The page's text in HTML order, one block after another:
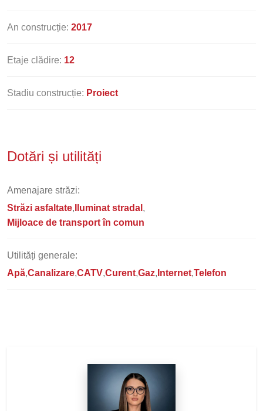
An construcție: 2017
Etaje clădire: 12
Stadiu construcție: Proiect
Dotări și utilități
Amenajare străzi:
Străzi asfaltate
Iluminat stradal
Mijloace de transport în comun
Utilități generale:
Apă Canalizare CATV Curent Gaz Internet Telefon